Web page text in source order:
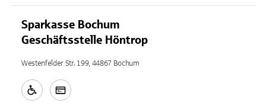
Sparkasse Bochum
Geschäftsstelle Höntrop
Westenfelder Str. 199, 44867 Bochum